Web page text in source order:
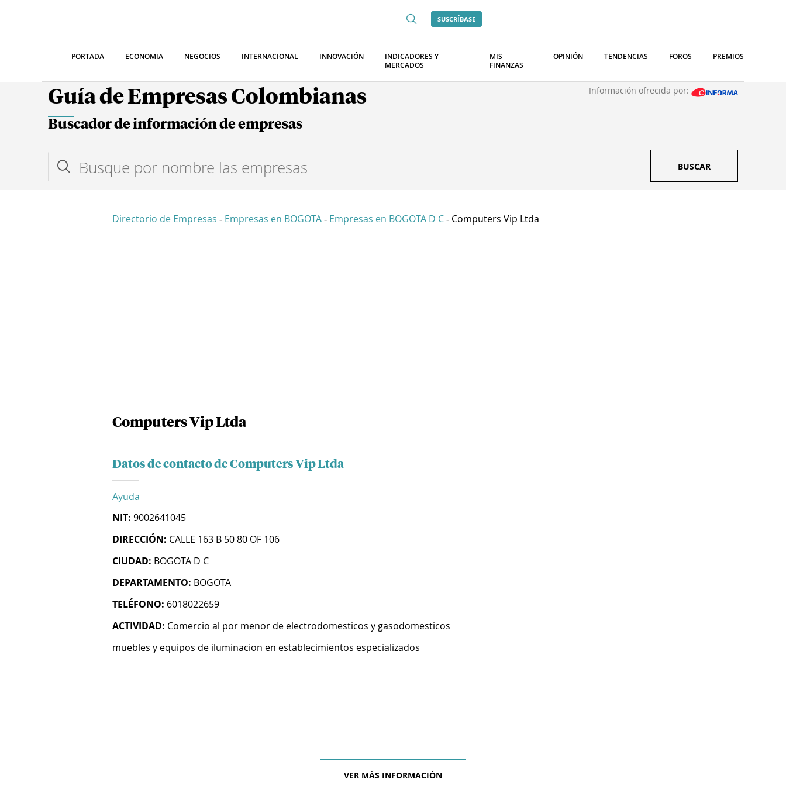
SUSCRÍBASE
PORTADA ECONOMIA NEGOCIOS INTERNACIONAL INNOVACIÓN
INDICADORES Y
MERCADOS
MIS
FINANZAS
OPINIÓN TENDENCIAS FOROS PREMIOS
Guía de Empresas Colombianas Información ofrecida por:
Buscador de información de empresas
BUSCAR
Directorio de Empresas - Empresas en BOGOTA - Empresas en BOGOTA D C - Computers Vip Ltda
Computers Vip Ltda
Datos de contacto de Computers Vip Ltda
Ayuda
NIT: 9002641045
DIRECCIÓN: CALLE 163 B 50 80 OF 106
CIUDAD: BOGOTA D C
DEPARTAMENTO: BOGOTA
TELÉFONO: 6018022659
ACTIVIDAD: Comercio al por menor de electrodomesticos y gasodomesticos
muebles y equipos de iluminacion en establecimientos especializados
VER MÁS INFORMACIÓN